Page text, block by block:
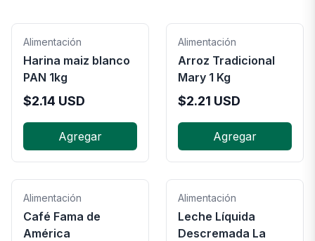
Alimentación
Harina maiz blanco
PAN 1kg
$2.14 USD
Agregar
Alimentación
Arroz Tradicional
Mary 1 Kg
$2.21 USD
Agregar
Alimentación
Café Fama de
América
Alimentación
Leche Líquida
Descremada La